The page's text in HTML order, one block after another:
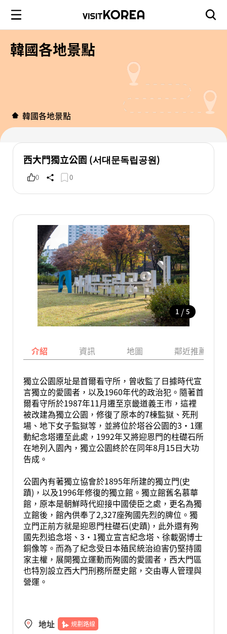
韓國各地景點
韓國各地景點
西大門獨立公園 (서대문독립공원)
0 0
1 / 5
介紹 資訊 地圖 鄰近推薦景點
獨立公園原址是首爾看守所，曾收監了日據時代宣
言獨立的愛國者，以及1960年代的政治犯。隨著首
爾看守所於1987年11月遷至京畿道義王市，這裡
被改建為獨立公園，修復了原本的7棟監獄、死刑
場、地下女子監獄等，並將位於塔谷公園的3·1運
動紀念塔遷至此處，1992年又將迎恩門的柱礎石所
在地列入園內，獨立公園終於在同年8月15日大功
告成。
公園內有著獨立協會於1895年所建的獨立門(史
蹟)，以及1996年修復的獨立館。獨立館舊名慕華
館，原本是朝鮮時代迎接中國使臣之處，更名為獨
立館後，館內供奉了2,327座殉國先烈的牌位。獨
立門正前方就是迎恩門柱礎石(史蹟)，此外還有殉
國先烈追念塔、3·1獨立宣言紀念塔、徐載弼博士
銅像等。而為了紀念受日本殖民統治迫害仍堅持國
家主權，展開獨立運動而殉國的愛國者，西大門區
也特別設立西大門刑務所歷史館，交由專人管理與
營運。
地址 規劃路線